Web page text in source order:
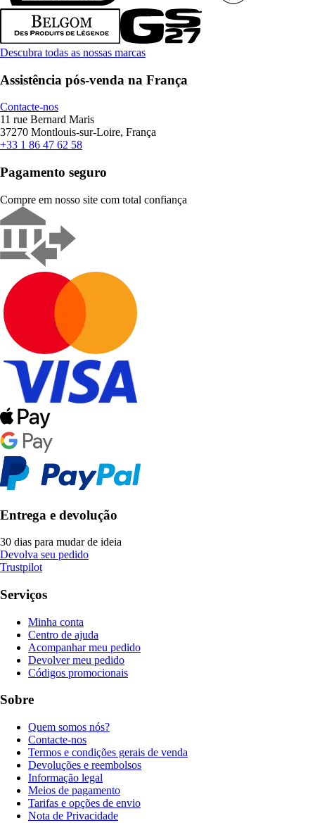
Descubra todas as nossas marcas
Assistência pós-venda na França
Contacte-nos
11 rue Bernard Maris
37270 Montlouis-sur-Loire, França
+33 1 86 47 62 58
Pagamento seguro
Compre em nosso site com total confiança
Entrega e devolução
30 dias para mudar de ideia
Devolva seu pedido
Trustpilot
Serviços
Minha conta
Centro de ajuda
Acompanhar meu pedido
Devolver meu pedido
Códigos promocionais
Sobre
Quem somos nós?
Contacte-nos
Termos e condições gerais de venda
Devoluções e reembolsos
Informação legal
Meios de pagamento
Tarifas e opções de envio
Nota de Privacidade